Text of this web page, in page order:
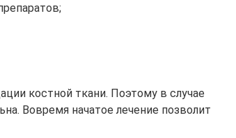
костной ткани. Поэтому в случае
Вовремя начатое лечение позволит